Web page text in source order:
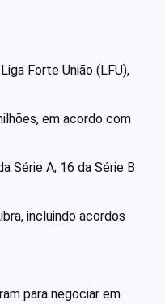
Forte União (LFU),
em acordo com
Série A, 16 da Série B
incluindo acordos
para negociar em